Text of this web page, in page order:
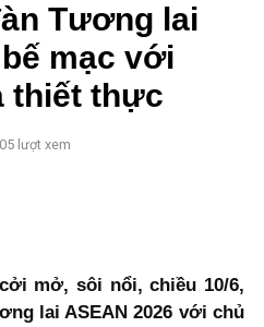
Tương lai
mạc với
thiết thực
lượt xem
mở, sôi nổi, chiều 10/6,
lai ASEAN 2026 với chủ